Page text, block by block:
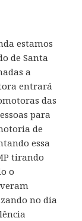
estamos
de Santa
a
entrará
das
para
de
essa
tirando
o
no dia